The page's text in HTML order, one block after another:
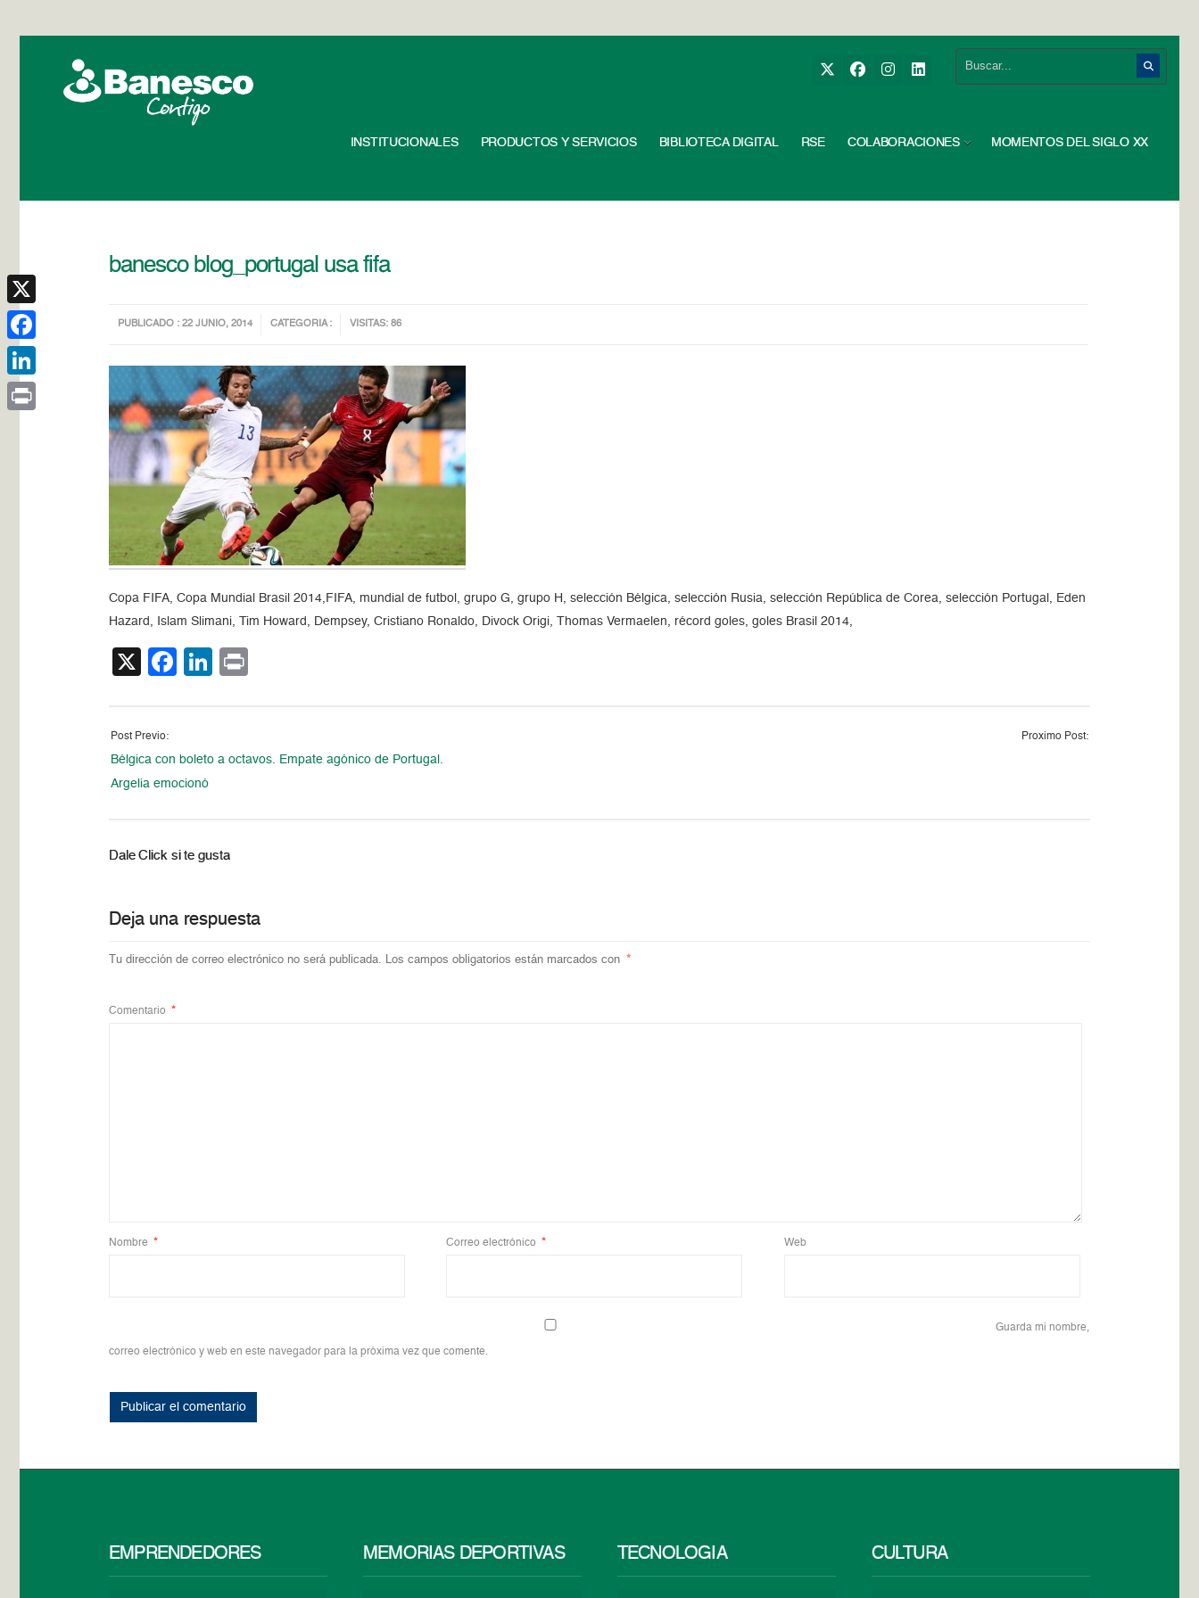
INSTITUCIONALES PRODUCTOS Y SERVICIOS BIBLIOTECA DIGITAL RSE COLABORACIONES MOMENTOS DEL SIGLO XX
banesco blog_portugal usa fifa
PUBLICADO : 22 JUNIO, 2014 CATEGORIA : VISITAS: 86
Copa FIFA, Copa Mundial Brasil 2014,FIFA, mundial de futbol, grupo G, grupo H, selección Bélgica, selección Rusia, selección República de Corea, selección Portugal, Eden
Hazard, Islam Slimani, Tim Howard, Dempsey, Cristiano Ronaldo, Divock Origi, Thomas Vermaelen, récord goles, goles Brasil 2014,
X Facebook
LinkedIn
Post Previo:
Bélgica con boleto a octavos. Empate agónico de Portugal.
Argelia emocionó
Proximo Post:
Dale Click si te gusta
Deja una respuesta
Tu dirección de correo electrónico no será publicada. Los campos obligatorios están marcados con *
Comentario *
Nombre * Correo electrónico * Web
Guarda mi nombre,
correo electrónico y web en este navegador para la próxima vez que comente.
EMPRENDEDORES MEMORIAS DEPORTIVAS TECNOLOGÍA CULTURA
X
Facebook
LinkedIn